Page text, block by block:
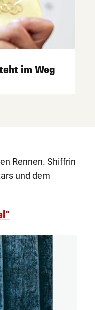
im Weg
Rennen. Shiffrin
und dem